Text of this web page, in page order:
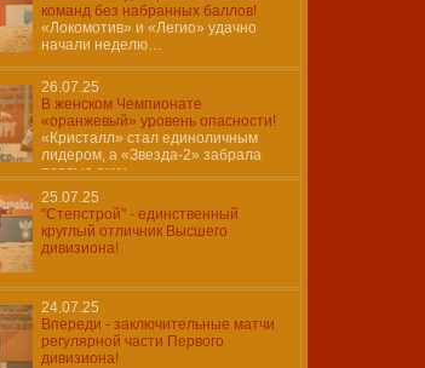
команд без набранных баллов!
«Локомотив» и «Легио» удачно
начали неделю…
26.07.25
В женском Чемпионате
«оранжевый» уровень опасности!
«Кристалл» стал единоличным
лидером, а «Звезда-2» забрала
первые очки
25.07.25
"Степстрой" - единственный
круглый отличник Высшего
дивизиона!
24.07.25
Впереди - заключительные матчи
регулярной части Первого
дивизиона!